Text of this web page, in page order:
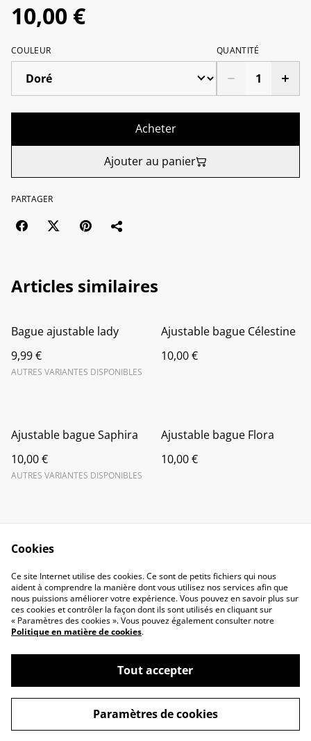
10,00 €
COULEUR QUANTITÉ
Acheter
Ajouter au panier
PARTAGER
Articles similaires
Bague ajustable lady
9,99 €
AUTRES VARIANTES DISPONIBLES
Ajustable bague Célestine
10,00 €
Ajustable bague Saphira
10,00 €
AUTRES VARIANTES DISPONIBLES
Ajustable bague Flora
10,00 €
Contactez-nous
Conditions
Politique de
confidentialité
Politique de cookies
FAQ
©2026Sun-Lau.bijoux
powered by
Cookies
Ce site Internet utilise des cookies. Ce sont de petits fichiers qui nous
aident à comprendre la manière dont vous utilisez nos services afin que
nous puissions améliorer votre expérience. Vous pouvez en savoir plus sur
ces cookies et contrôler la façon dont ils sont utilisés en cliquant sur
« Paramètres des cookies ». Vous pouvez également consulter notre
Politique en matière de cookies.
Tout accepter
Paramètres de cookies